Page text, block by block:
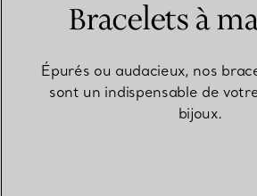
Bracelets à
Épurés ou audacieux, nos
sont un indispensable de
bijoux.